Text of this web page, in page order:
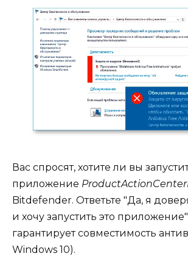
Вас спросят, хотите ли вы
приложение
Bitdefender. Ответьте "Да, я
и хочу запустить это приложение"
гарантирует совместимость
Windows 10).